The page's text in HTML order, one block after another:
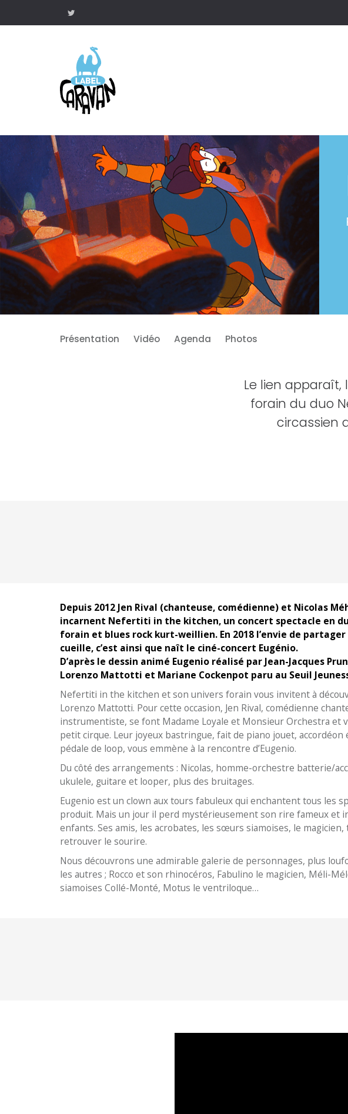
Présentation Vidéo Agenda Photos
Le lien apparaît,
forain du duo
circassien
Depuis 2012 Jen Rival (chanteuse, comédienne) et Nicolas
incarnent Nefertiti in the kitchen, un concert spectacle en
forain et blues rock kurt-weillien. En 2018 l’envie de
cueille, c’est ainsi que naît le ciné-concert Eugénio.
D’après le dessin animé Eugenio réalisé par Jean-Jacques
Lorenzo Mattotti et Mariane Cockenpot paru au Seuil
Nefertiti in the kitchen et son univers forain vous invitent à
Lorenzo Mattotti. Pour cette occasion, Jen Rival, comédienne
instrumentiste, se font Madame Loyale et Monsieur Orchestra et
petit cirque. Leur joyeux bastringue, fait de piano jouet,
pédale de loop, vous emmène à la rencontre d’Eugenio.
Du côté des arrangements : Nicolas, homme-orchestre batterie/
ukulele, guitare et looper, plus des bruitages.
Eugenio est un clown aux tours fabuleux qui enchantent tous les
produit. Mais un jour il perd mystérieusement son rire fameux et
enfants. Ses amis, les acrobates, les sœurs siamoises, le
retrouver le sourire.
Nous découvrons une admirable galerie de personnages, plus
les autres ; Rocco et son rhinocéros, Fabulino le magicien, Méli-
siamoises Collé-Monté, Motus le ventriloque…